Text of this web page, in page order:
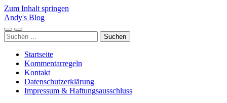
Zum Inhalt springen
Andy's Blog
Mobile-
Menü
Suchfeld
ein-/ausblenden
Suchen
nach:
Startseite
Kommentarregeln
Kontakt
Datenschutzerklärung
Impressum & Haftungsausschluss